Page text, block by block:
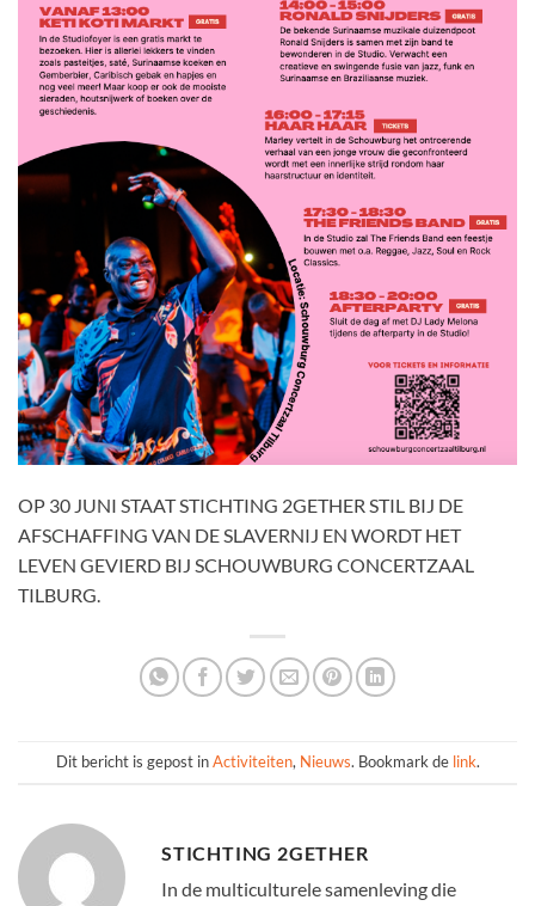
OP 30 JUNI STAAT STICHTING 2GETHER STIL BIJ DE
AFSCHAFFING VAN DE SLAVERNIJ EN WORDT HET
LEVEN GEVIERD BIJ SCHOUWBURG CONCERTZAAL
TILBURG.
Dit bericht is gepost inActiviteiten, Nieuws. Bookmark de link.
STICHTING 2GETHER
In de multiculturele samenleving die